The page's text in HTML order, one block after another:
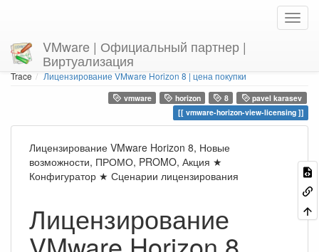
VMware | Официальный партнер |
Виртуализация
You are here
Home
Trace
Лицензирование VMware Horizon 8 | цена покупки
vmware horizon 8
pavel karasev
vmware-horizon-view-licensing
Лицензирование VMware Horizon 8, Новые
возможности, ПРОМО, PROMO, Акция ★
Конфигуратор ★ Сценарии лицензирования
Лицензирование